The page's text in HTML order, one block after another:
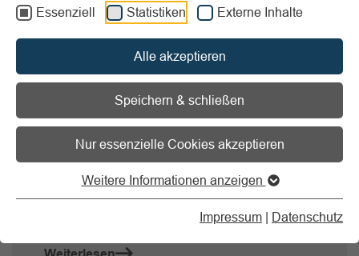
Essenziell Statistiken Externe Inhalte
Alle akzeptieren
Speichern & schließen
Nur essenzielle Cookies akzeptieren
Weitere Informationen anzeigen
Impressum | Datenschutz
Vorlesen
Informationen zum Readspeaker öffnen
Sponsoringvertrag
Grundlagen Sponsoringvertrag
Zusammenarbeit schriftlich regeln, Rechte und
Pflichten festlegen und Risiken in der
Sponsoringpartnerschaft minimieren